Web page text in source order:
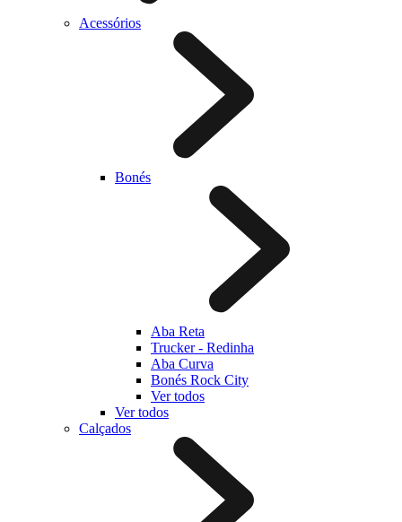
Acessórios
Bonés
Aba Reta
Trucker - Redinha
Aba Curva
Bonés Rock City
Ver todos
Ver todos
Calçados